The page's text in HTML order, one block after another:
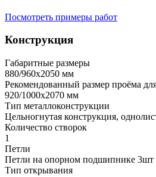
Посмотреть примеры работ
Конструкция
Габаритные размеры
880/960х2050 мм
Рекомендованный размер проёма
920/1000х2070 мм
Тип металлоконструкции
Цельногнутая конструкция,
Количество створок
1
Петли
Петли на опорном подшипнике 3шт
Тип открывания